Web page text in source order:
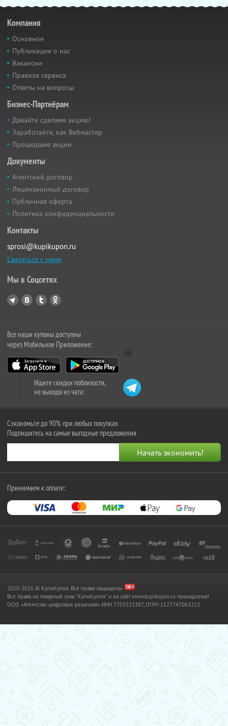
Компания
Основное
Публикации о нас
Вакансии
Правила сервиса
Ответы на вопросы
Бизнес-Партнёрам
Давайте сделаем акцию!
Заработайте, как Вебмастер
Прошедшие акции
Документы
Агентский договор
Лицензионный договор
Публичная оферта
Политика конфиденциальности
Контакты
sprosi@kupikupon.ru
Связаться с нами
Мы в Соцсетях
Все наши купоны доступны
через Мобильное Приложение:
Ищите скидки поблизости,
не выходя из чата:
Сэкономьте до 90% при любых покупках
Подпишитесь на самые выгодные предложения
Принимаем к оплате:
2010-2026 © КупиКупон. Все права защищены.
Все права на товарный знак "КупиКупон" и на сайт www.kupikupon.ru принадлежат
OOO «Агентство цифровых решений» ИНН 7705523387, ОГРН 1127747063212